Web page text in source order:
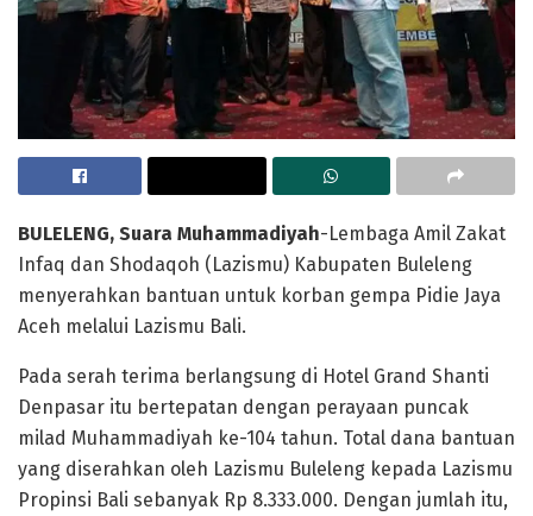
BULELENG, Suara Muhammadiyah-Lembaga Amil Zakat
Infaq dan Shodaqoh (Lazismu) Kabupaten Buleleng
menyerahkan bantuan untuk korban gempa Pidie Jaya
Aceh melalui Lazismu Bali.
Pada serah terima berlangsung di Hotel Grand Shanti
Denpasar itu bertepatan dengan perayaan puncak
milad Muhammadiyah ke-104 tahun. Total dana bantuan
yang diserahkan oleh Lazismu Buleleng kepada Lazismu
Propinsi Bali sebanyak Rp 8.333.000. Dengan jumlah itu,